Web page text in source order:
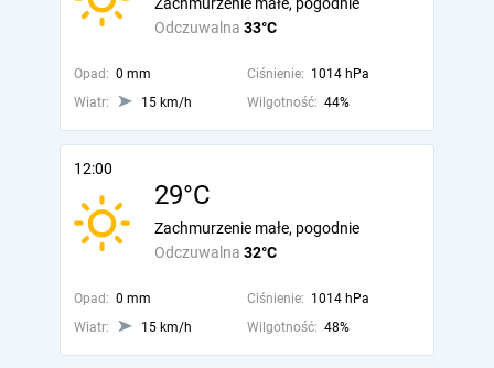
Odczuwalna 33°C
Opad: 0 mm Ciśnienie: 1014 hPa
Wiatr:
15 km/h Wilgotność: 44%
12:00
29°C
Odczuwalna 32°C
Zachmurzenie małe, pogodnie
Opad: 0 mm Ciśnienie: 1014 hPa
Wiatr:
15 km/h Wilgotność: 48%